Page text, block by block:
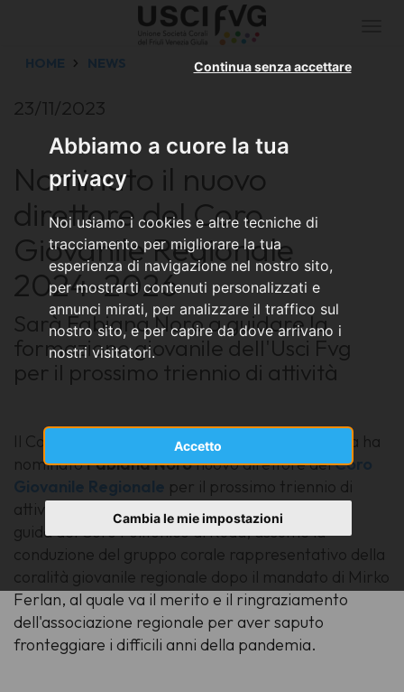
Abbiamo a cuore la tua
privacy
Noi usiamo i cookies e altre tecniche di
tracciamento per migliorare la tua
esperienza di navigazione nel nostro sito,
per mostrarti contenuti personalizzati e
annunci mirati, per analizzare il traffico sul
nostro sito, e per capire da dove arrivano i
nostri visitatori.
Accetto
Continua senza accettare
Cambia le mie impostazioni
HOME NEWS
23/11/2023
Nominato il nuovo
direttore del Coro
Giovanile Regionale
2024-2026
Sarà Fabiana Noro a guidare la
formazione giovanile dell'Usci Fvg
per il prossimo triennio di attività
Il Consiglio direttivo dell’Usci Friuli Venezia Giulia ha
nominatoFabiana Noronuovo direttore delCoro
Giovanile Regionale per il prossimo triennio di
attività. La direttrice udinese, da molti anni alla
guida del Coro Polifonico di Ruda, assume la
conduzione del gruppo corale rappresentativo della
coralità giovanile regionale dopo il mandato di Mirko
Ferlan, al quale va il merito e il ringraziamento
dell'associazione regionale per aver saputo
fronteggiare i difficili anni della pandemia.